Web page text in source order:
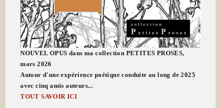
NOUVEL OPUS dans ma collection PETITES PROSES,
mars 2026
Autour d'une expérience poétique conduite au long de 2025
avec cinq amis auteurs...
TOUT SAVOIR ICI